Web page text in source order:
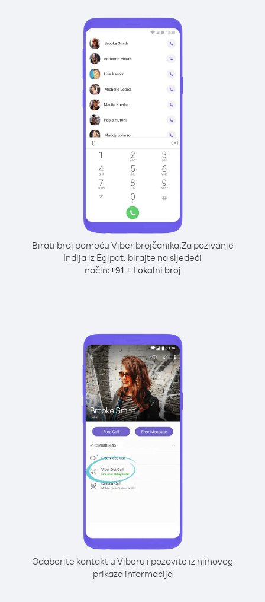
Birati broj pomoću Viber brojčanika.Za pozivanje
Indija iz Egipat, birajte na sljedeći
način:+91+ Lokalni broj
Odaberite kontakt u Viberu i pozovite iz njihovog
prikaza informacija